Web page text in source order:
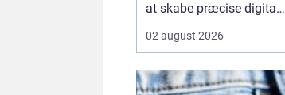
at skabe præcise digitale
omgivelser, produkter og
gør det muligt at arbejde
02 august 2026